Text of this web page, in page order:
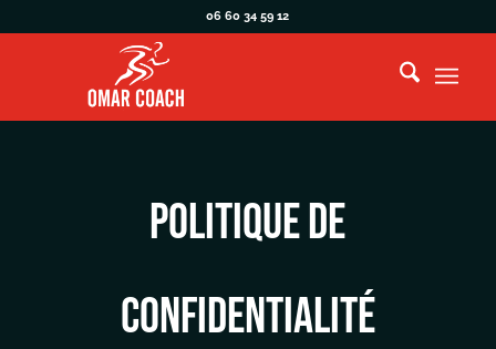
06 60 34 59 12
Politique de
confidentialité